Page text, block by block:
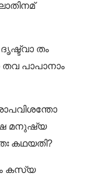
തം
പാപാനാം
മനുഷ്യ
കഥയതി?
കസ്യ